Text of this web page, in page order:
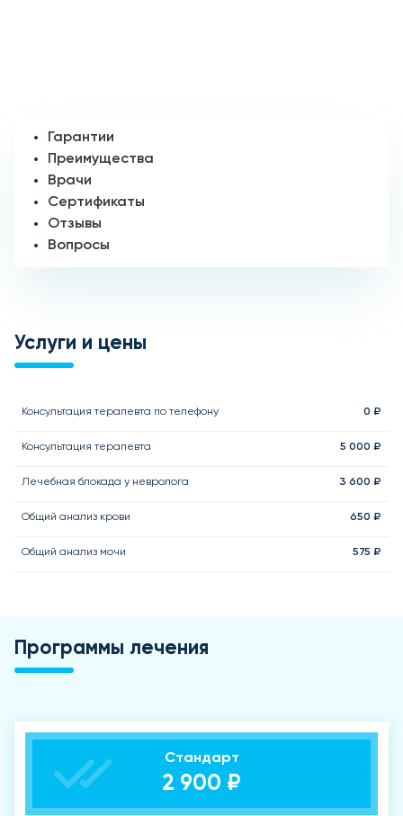
Гарантии
Преимущества
Врачи
Сертификаты
Отзывы
Вопросы
Услуги и цены
Консультация терапевта по телефону 0 ₽
Консультация терапевта 5 000 ₽
Лечебная блокада у невролога 3 600 ₽
Общий анализ крови 650 ₽
Общий анализ мочи 575 ₽
Программы лечения
Стандарт
2 900 ₽